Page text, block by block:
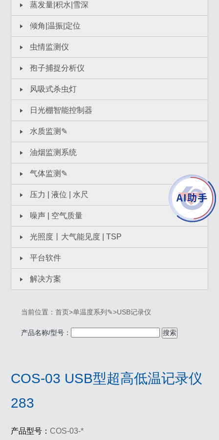
蒸发量|积水|雪深
倾角|温振|定位
虫情监测仪
孢子捕捉分析仪
风吸式杀虫灯
日光棚智能控制器
水质监测✎
油烟监测系统
气体监测✎
压力 | 液位 | 水尺
噪声 | 空气质量
光照度丨大气能见度 | TSP
平台软件
解决方案
当前位置： 首页>单温度系列✎>USB记录仪
产品名称/型号： 搜索
COS-03 USB型超高低温记录仪
283
产品型号： COS-03-*